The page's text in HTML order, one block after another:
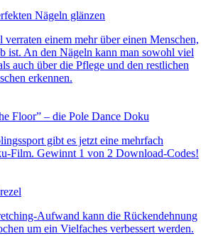
Nägeln glänzen
einem mehr über einen Menschen,
ist. An den Nägeln kann man sowohl viel
auch über die Pflege und den restlichen
erkennen.
Floor” – die Pole Dance Doku
gibt es jetzt eine mehrfach
Film. Gewinnt 1 von 2 Download-Codes!
Aufwand kann die Rückendehnung
um ein Vielfaches verbessert werden.